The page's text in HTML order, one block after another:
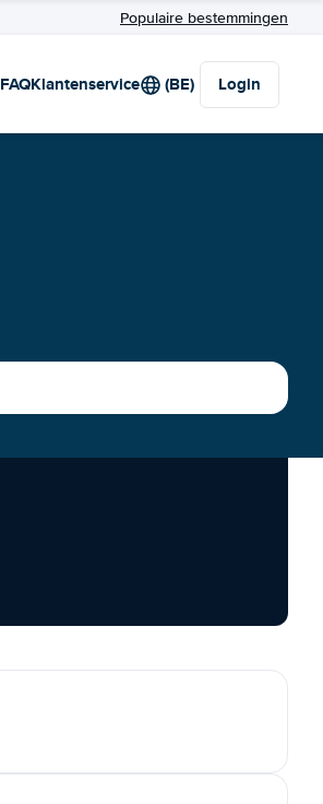
Populaire bestemmingen
FAQKlantenservice (BE) Login